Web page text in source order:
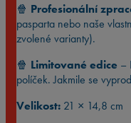
🍿 Profesionální
pasparta nebo naše
zvolené varianty).
🍿 Limitované edice –
políček. Jakmile se
Velikost: 21 × 14,8 cm